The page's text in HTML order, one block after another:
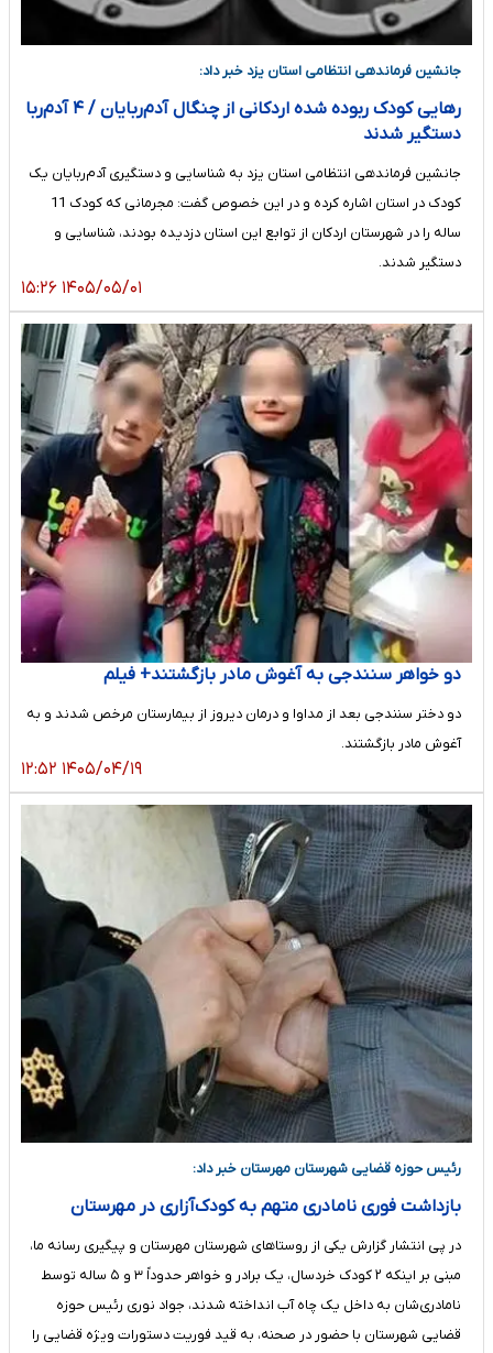
جانشین فرماندهی انتظامی استان یزد خبر داد:
رهایی کودک ربوده شده اردکانی از چنگال آدم‌ربایان / ۴ آدم‌ربا
دستگیر شدند
جانشین فرماندهی انتظامی استان یزد به شناسایی و دستگیری آدم‌ربایان یک
کودک در استان اشاره کرده و در این خصوص گفت: مجرمانی که کودک 11
ساله را در شهرستان اردکان از توابع این استان دزدیده بودند، شناسایی و
دستگیر شدند.
۱۴۰۵/۰۵/۰۱ ۱۵:۲۶
دو خواهر سنندجی به آغوش مادر بازگشتند+ فیلم
دو دختر سنندجی بعد از مداوا و درمان دیروز از بیمارستان مرخص شدند و به
آغوش مادر بازگشتند.
۱۴۰۵/۰۴/۱۹ ۱۲:۵۲
رئیس حوزه قضایی شهرستان مهرستان خبر داد:
بازداشت فوری نامادری متهم به کودک‌آزاری در مهرستان
در پی انتشار گزارش یکی از روستاهای شهرستان مهرستان و پیگیری رسانه ما،
مبنی بر اینکه ۲ کودک خردسال، یک برادر و خواهر حدوداً ۳ و ۵ ساله توسط
نامادری‌شان به داخل یک چاه آب انداخته شدند، جواد نوری رئیس حوزه
قضایی شهرستان با حضور در صحنه، به قید فوریت دستورات ویژه قضایی را